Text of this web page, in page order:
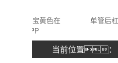
车幸福宝黄色在
单管后杠
当前位置：